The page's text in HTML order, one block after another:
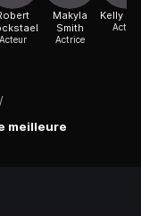
/
meilleure
Acteur
Makyla
Smith
Actrice
Kelly
Actrice